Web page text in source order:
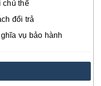
chủ thể
đổi trả
vụ bảo hành